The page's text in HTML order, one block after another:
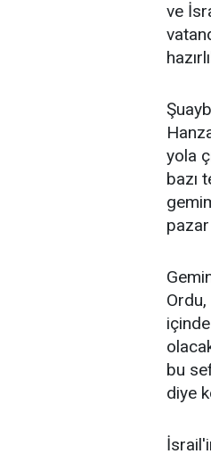
ve
yola
bazı
bu
diye